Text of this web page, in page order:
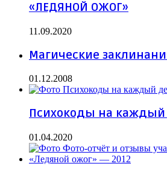
«ЛЕДЯНОЙ ОЖОГ»
11.09.2020
Магические
01.12.2008
Психокоды на каждый
01.04.2020